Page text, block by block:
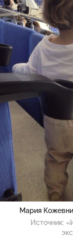
Мария
Источник: